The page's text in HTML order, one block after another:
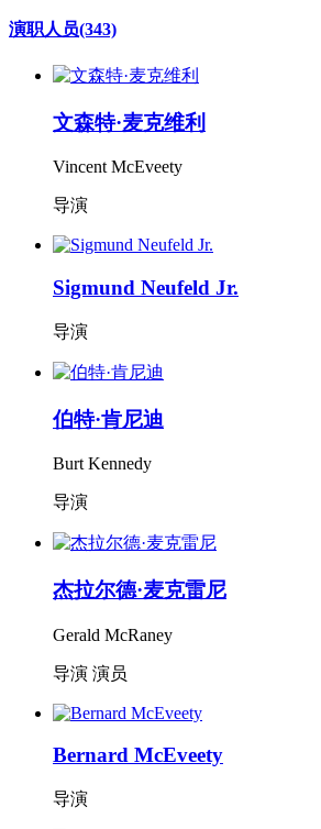
演职人员(343)
文森特·麦克维利
Vincent McEveety
导演
Sigmund Neufeld Jr.
导演
伯特·肯尼迪
Burt Kennedy
导演
杰拉尔德·麦克雷尼
Gerald McRaney
导演 演员
Bernard McEveety
导演